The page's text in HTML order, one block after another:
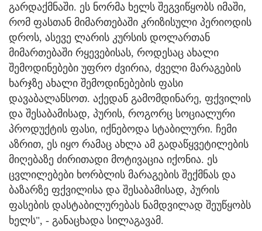
გარდაქმნაში. ეს ნორმა ხელს შეგვიწყობს იმაში,
რომ ფასთან მიმართებაში კრიზისული პერიოდის
დროს, ასევე ლარის კურსის დოლართან
მიმართებაში რყევებისას, როდესაც ახალი
შემოდინებები უფრო ძვირია, ძველი მარაგების
ხარჯზე ახალი შემოდინებების ფასი
დავაბალანსოთ. აქედან გამომდინარე, ფქვილის
და შესაბამისად, პურის, როგორც სოციალური
პროდუქტის ფასი, იქნებოდა სტაბილური. ჩემი
აზრით, ეს იყო რამაც ახლა ამ გადაწყვეტილების
მიღებაზე ძირითადი მოტივაცია იქონია. ეს
ცვლილებები ხორბლის მარაგების შექმნას და
ბაზარზე ფქვილისა და შესაბამისად, პურის
ფასების დასტაბილურებას ნამდვილად შეუწყობს
ხელს", - განაცხადა სილაგავამ.